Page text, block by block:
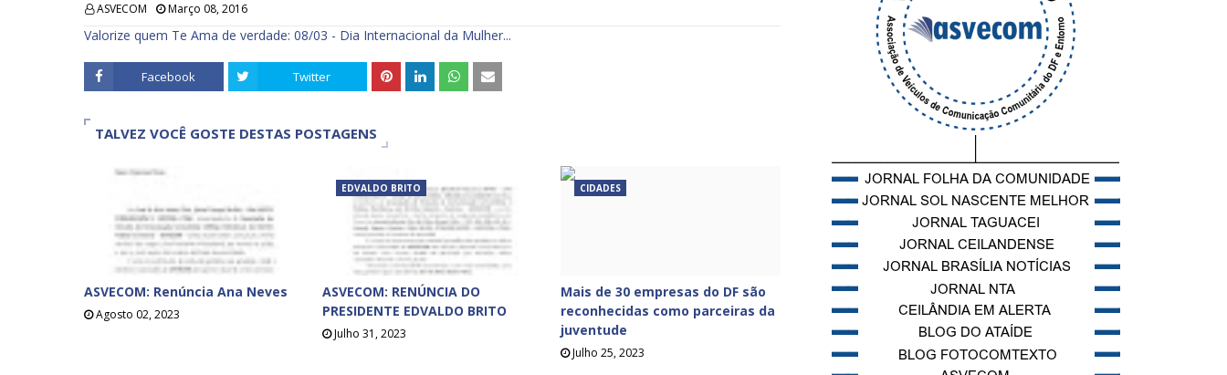
ASVECOM Março 08, 2016
Valorize quem Te Ama de verdade: 08/03 - Dia Internacional da Mulher...
Facebook Twitter
TALVEZ VOCÊ GOSTE DESTAS POSTAGENS
ASVECOM: Renúncia Ana Neves
Agosto 02, 2023
EDVALDO BRITO
ASVECOM: RENÚNCIA DO
PRESIDENTE EDVALDO BRITO
Julho 31, 2023
CIDADES
Mais de 30 empresas do DF são
reconhecidas como parceiras da
juventude
Julho 25, 2023